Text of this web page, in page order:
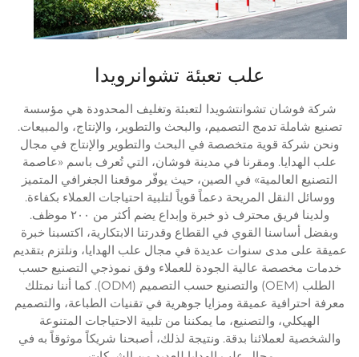
علب تعبئة تشوانرويدا
شركة فوشان تشوانتشويدا لتعبئة وتغليف المحدودة هي مؤسسة
تصنيع شاملة تدمج التصميم، والبحث والتطوير، والإنتاج، والمبيعات.
ونحن شركة قوية متخصصة في البحث والتطوير والإنتاج في مجال
علب الهدايا. ومقرنا في مدينة فوشان، التي تُعرف باسم «عاصمة
التصنيع العالمية» في الصين، حيث يوفّر موقعنا الجغرافي المتميز
ووسائل النقل المريحة دعماً قوياً لتلبية احتياجات العملاء بكفاءة.
ولدينا فريق محترف ذو خبرة وإبداع يضم أكثر من ٢٠٠ موظف.
وبفضل أساسنا القوي في القطاع وقدرتنا الابتكارية، اكتسبنا خبرة
عميقة على مدى سنوات عديدة في مجال علب الهدايا، ونلتزم بتقديم
خدمات مخصصة عالية الجودة للعملاء وفق نموذجي التصنيع حسب
الطلب (OEM) والتصنيع حسب التصميم (ODM). كما أننا نمتلك
معرفة احترافية عميقة ومزايا جوهرية في تقنيات الطباعة، والتصميم
الهيكلي، والتصنيع، ما يمكننا من تلبية الاحتياجات المتنوعة
والشخصية لعملائنا بدقة. ونتيجة لذلك، أصبحنا شريكاً موثوقاً به في